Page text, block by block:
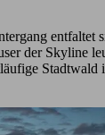
entfaltet
der Skyline
Stadtwald